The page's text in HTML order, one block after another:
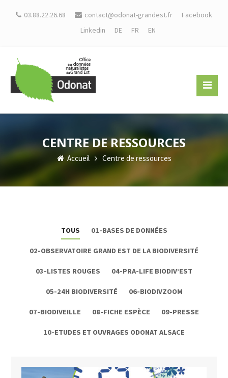
03.88.22.26.68 contact@odonat-grandest.fr
Facebook
Linkedin
DE FR EN
CENTRE DE RESSOURCES
Accueil Centre de ressources
TOUS 01-BASES DE DONNÉES
02-OBSERVATOIRE GRAND EST DE LA BIODIVERSITÉ
03-LISTES ROUGES 04-PRA-LIFE BIODIV’EST
05-24H BIODIVERSITÉ 06-BIODIVZOOM
07-BIODIVEILLE 08-FICHE ESPÈCE 09-PRESSE
10-ETUDES ET OUVRAGES ODONAT ALSACE